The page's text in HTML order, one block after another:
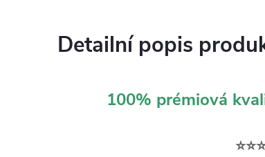
Detailní popis
100% prémiová